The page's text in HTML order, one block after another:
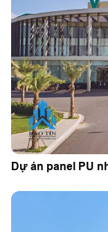
Dự án panel PU